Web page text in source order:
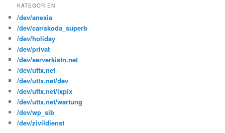
KATEGORIEN
/dev/anexia
/dev/car/skoda_superb
/dev/holiday
/dev/privat
/dev/serverkistn.net
/dev/uttx.net
/dev/uttx.net/dev
/dev/uttx.net/ixpix
/dev/uttx.net/wartung
/dev/wp_sib
/dev/zivildienst